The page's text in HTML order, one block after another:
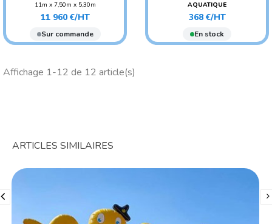
11m x 7,50m x 5,30m
POIDS : 1000 KG
AGE CONSEILLÉ : ENFANT
AGE CONSEILLÉ :
Prix
11 960 €/HT
Sur commande
AQUATIQUE
Prix
368 €/HT
En stock
Affichage 1-12 de 12 article(s)
ARTICLES SIMILAIRES